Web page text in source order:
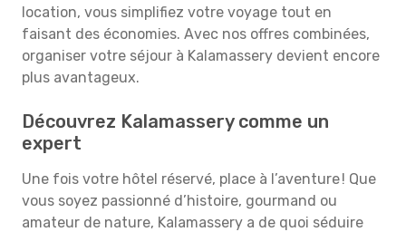
location, vous simplifiez votre voyage tout en
faisant des économies. Avec nos offres combinées,
organiser votre séjour à Kalamassery devient encore
plus avantageux.
Découvrez Kalamassery comme un
expert
Une fois votre hôtel réservé, place à l’aventure ! Que
vous soyez passionné d’histoire, gourmand ou
amateur de nature, Kalamassery a de quoi séduire